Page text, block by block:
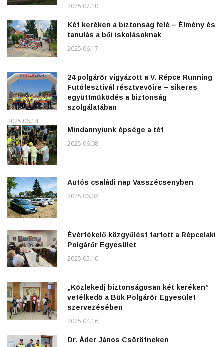
2025.07.10.
Két keréken a biztonság felé – Élmény és
tanulás a bői iskolásoknak
2025.06.17.
24 polgárőr vigyázott a V. Répce Running
Futófesztivál résztvevőire – sikeres
együttműködés a biztonság
szolgálatában
2025.06.14.
Mindannyiunk épsége a tét
2025.06.08.
Autós családi nap Vasszécsenyben
2025.06.02.
Évértékelő közgyűlést tartott a Répcelaki
Polgárőr Egyesület
2025.05.10.
„Közlekedj biztonságosan két keréken”
vetélkedő a Bük Polgárőr Egyesület
szervezésében
2025.04.16.
Dr. Áder János Csörötneken